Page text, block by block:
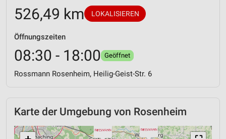
526,49 km LOKALISIEREN
Öffnungszeiten
08:30 - 18:00 Geöffnet
Rossmann Rosenheim, Heilig-Geist-Str. 6
Karte der Umgebung von Rosenheim